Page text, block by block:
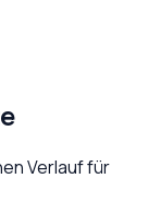
Verlauf für